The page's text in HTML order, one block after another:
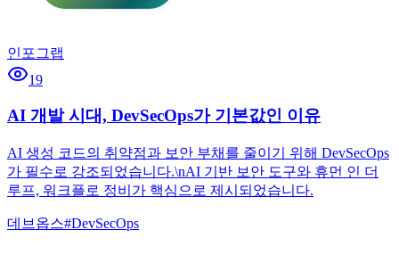
인포그랩
19
AI 개발 시대, DevSecOps가 기본값인 이유
AI 생성 코드의 취약점과 보안 부채를 줄이기 위해 DevSecOps
가 필수로 강조되었습니다.\nAI 기반 보안 도구와 휴먼 인 더
루프, 워크플로 정비가 핵심으로 제시되었습니다.
데브옵스#DevSecOps